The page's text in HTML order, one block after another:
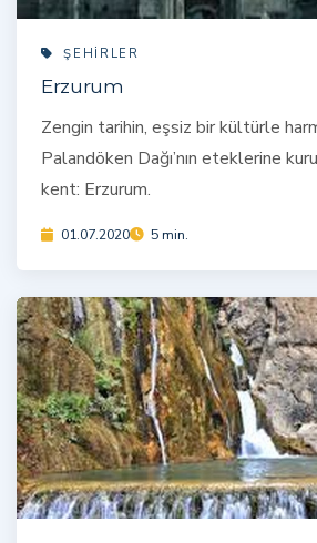
ŞEHIRLER
Erzurum
Zengin tarihin, eşsiz bir kültürle
Palandöken Dağı’nın eteklerine
kent: Erzurum.
01.07.2020 5 min.